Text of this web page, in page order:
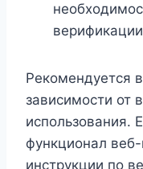
верификации
Рекомендуется
зависимости от
использования.
функционал
инструкции по